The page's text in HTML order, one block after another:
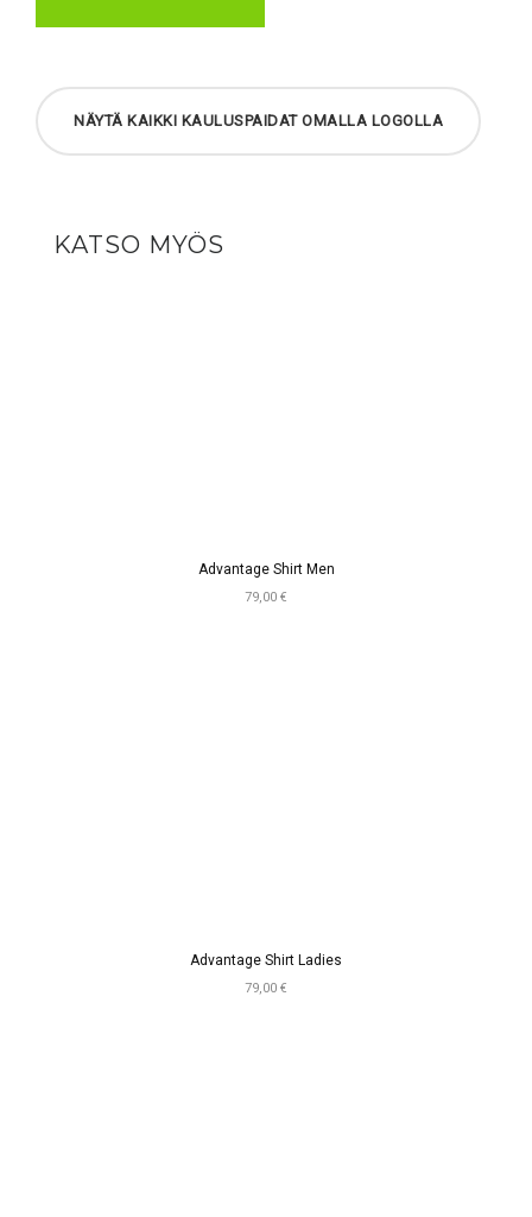
NÄYTÄ KAIKKI KAULUSPAIDAT OMALLA LOGOLLA
KATSO MYÖS
Advantage Shirt Men
79,00 €
Advantage Shirt Ladies
79,00 €